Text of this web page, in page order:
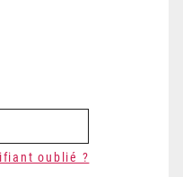
oublié ?